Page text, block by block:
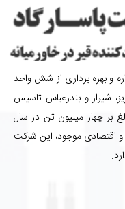
سال 1382 با هدف اداره و بهره برداری از شش واحد
شیراز و بندرعباس تاسیس
بر چهار میلیون تن در سال
اقتصادی موجود، این شرکت